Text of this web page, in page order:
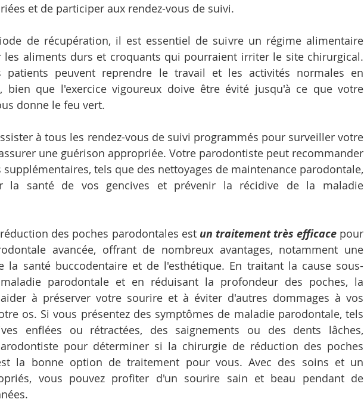
et de participer aux rendez-vous de suivi.
de récupération, il est essentiel de suivre un régime alimentaire
les aliments durs et croquants qui pourraient irriter le site chirurgical.
patients peuvent reprendre le travail et les activités normales en
bien que l'exercice vigoureux doive être évité jusqu'à ce que votre
donne le feu vert.
à tous les rendez-vous de suivi programmés pour surveiller votre
une guérison appropriée. Votre parodontiste peut recommander
tels que des nettoyages de maintenance parodontale,
la santé de vos gencives et prévenir la récidive de la maladie
des poches parodontales est un traitement très efficace pour
avancée, offrant de nombreux avantages, notamment une
la santé buccodentaire et de l'esthétique. En traitant la cause sous-
parodontale et en réduisant la profondeur des poches, la
à préserver votre sourire et à éviter d'autres dommages à vos
os. Si vous présentez des symptômes de maladie parodontale, tels
enflées ou rétractées, des saignements ou des dents lâches,
pour déterminer si la chirurgie de réduction des poches
la bonne option de traitement pour vous. Avec des soins et un
vous pouvez profiter d'un sourire sain et beau pendant de